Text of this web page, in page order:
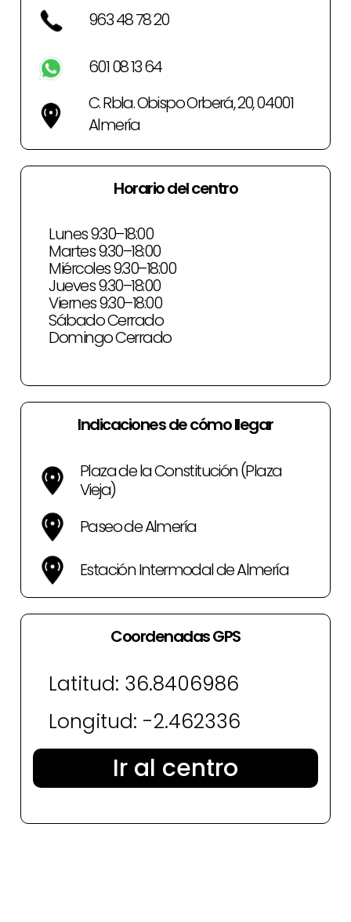
963 48 78 20
601 08 13 64
C. Rbla. Obispo Orberá, 20, 04001
Almería
Horario del centro
Lunes 9:30–18:00
Martes 9:30–18:00
Miércoles 9:30–18:00
Jueves 9:30–18:00
Viernes 9:30–18:00
Sábado Cerrado
Domingo Cerrado
Indicaciones de cómo llegar
Plaza de la Constitución (Plaza
Vieja)
Paseo de Almería
Estación Intermodal de Almería
Coordenadas GPS
Latitud: 36.8406986
Longitud: -2.462336
Ir al centro